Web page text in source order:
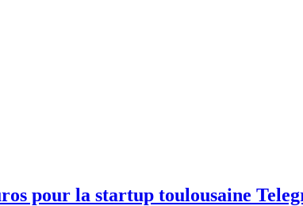
pour la startup toulousaine